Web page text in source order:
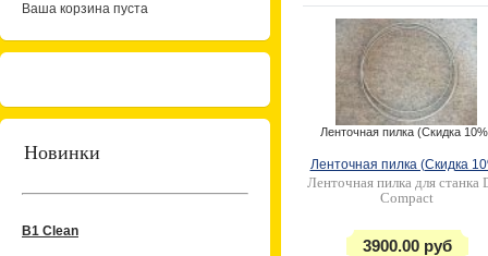
Ваша корзина пуста
Новинки
B1 Clean
Ленточная пилка (Скидка
Ленточная пилка (Скидка
Ленточная пилка для станка
Compact
3900.00 руб